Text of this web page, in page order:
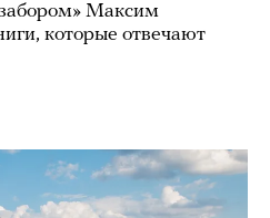
Максим
которые отвечают